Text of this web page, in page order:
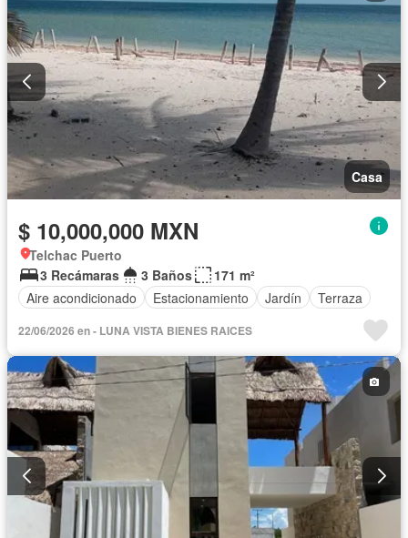
Casa
$ 10,000,000 MXN
Telchac Puerto
3 Recámaras
3 Baños
171 m²
Aire acondicionado
Estacionamiento Jardín Terraza
22/06/2026 en - LUNA VISTA BIENES RAICES